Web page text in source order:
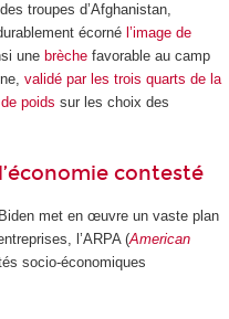
troupes d’Afghanistan,
écorné l’image de
une brèchefavorable au camp
validé par les trois quarts de la
poids sur les choix des
contesté
met en œuvre un vaste plan
l’ARPA (American
socio-économiques